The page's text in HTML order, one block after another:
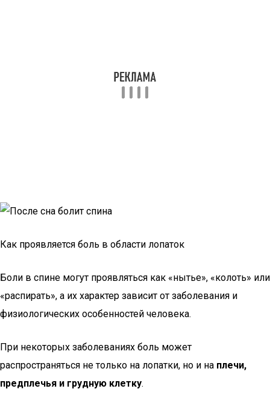
Как проявляется боль в области лопаток
Боли в спине могут проявляться как «нытье», «колоть» или
«распирать», а их характер зависит от заболевания и
физиологических особенностей человека.
При некоторых заболеваниях боль может
распространяться не только на лопатки, но и на плечи,
предплечья и грудную клетку.